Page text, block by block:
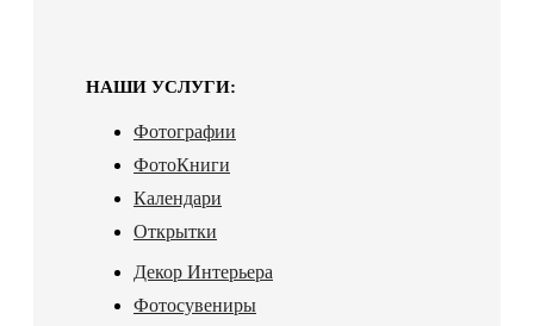
НАШИ УСЛУГИ:
Фотографии
ФотоКниги
Календари
Открытки
Декор Интерьера
Фотосувениры